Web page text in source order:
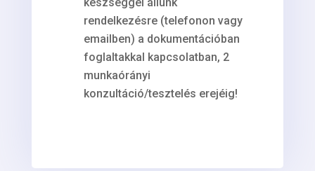
rendelkezésre (telefonon vagy
emailben) a dokumentációban
foglaltakkal kapcsolatban, 2
munkaórányi
konzultáció/tesztelés erejéig!